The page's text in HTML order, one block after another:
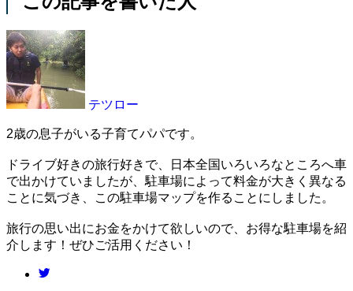
テツロー
2歳の息子がいる子育てパパです。
ドライブ好きの旅行好きで、日本全国いろいろなところへ車
で出かけていましたが、駐車場によって料金が大きく異なる
ことに気づき、この駐車場マップを作ることにしました。
旅行の思い出にお金をかけて欲しいので、お得な駐車場を紹
介します！ぜひご活用ください！